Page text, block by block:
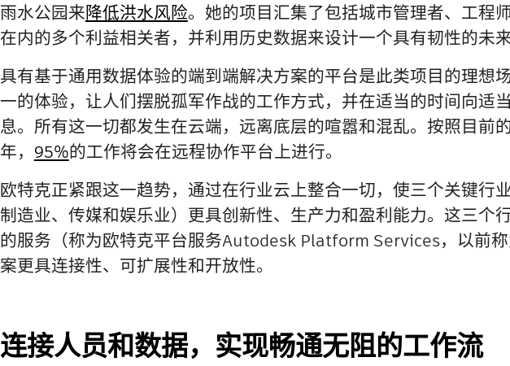
雨水公园来降低洪水风险。她的项目汇集了包括城市管理者、工程
在内的多个利益相关者，并利用历史数据来设计一个具有韧性的未
具有基于通用数据体验的端到端解决方案的平台是此类项目的理想
一的体验，让人们摆脱孤军作战的工作方式，并在适当的时间向适
息。所有这一切都发生在云端，远离底层的喧嚣和混乱。按照目前
年， 95%的工作将会在远程协作平台上进行。
欧特克正紧跟这一趋势，通过在行业云上整合一切，使三个关键行
制造业、传媒和娱乐业）更具创新性、生产力和盈利能力。这三个
的服务（称为欧特克平台服务Autodesk Platform Services，以前
案更具连接性、可扩展性和开放性。
连接人员和数据，实现畅通无阻的工作流